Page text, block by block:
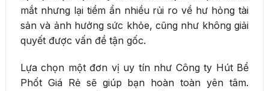
mắt nhưng lại tiềm ẩn nhiều rủi ro về hư hỏng tài
sản và ảnh hưởng sức khỏe, cũng như không giải
quyết được vấn đề tận gốc.
Lựa chọn một đơn vị uy tín như Công ty Hút Bể
Phốt Giá Rẻ sẽ giúp bạn hoàn toàn yên tâm.